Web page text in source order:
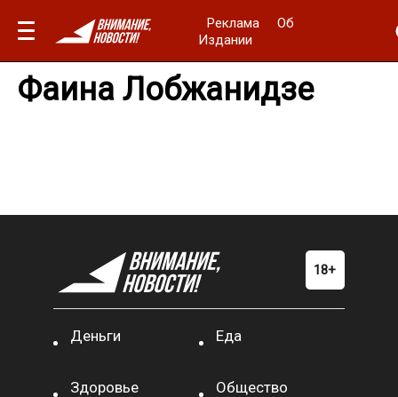
Реклама
Об
Издании
Фаина Лобжанидзе
Деньги Еда
Здоровье Общество